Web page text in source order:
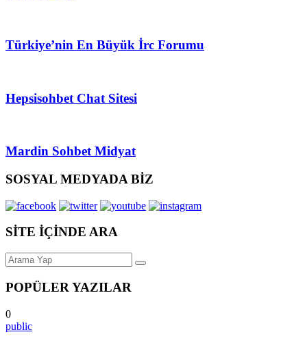
Türkiye’nin En Büyük İrc Forumu
Hepsisohbet Chat Sitesi
Mardin Sohbet Midyat
SOSYAL MEDYADA BİZ
SİTE İÇİNDE ARA
POPÜLER YAZILAR
0
public